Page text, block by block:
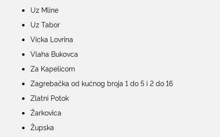
Uz Mline
Uz Tabor
Vicka Lovrina
Vlaha Bukovca
Za Kapelicom
Zagrebačka od kućnog broja 1 do 5 i 2 do 16
Zlatni Potok
Žarkovica
Župska